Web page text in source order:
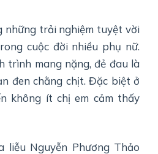
những trải nghiệm tuyệt vời
cuộc đời nhiều phụ nữ.
trình mang nặng, đẻ đau là
đen chằng chịt. Đặc biệt ở
không ít chị em cảm thấy
liễu Nguyễn Phương Thảo